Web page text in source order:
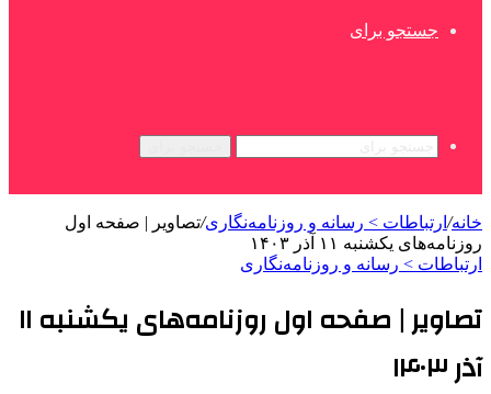
جستجو برای
خانه/ ارتباطات > رسانه و روزنامه‌نگاری/تصاویر | صفحه اول
روزنامه‌های یکشنبه ۱۱ آذر ۱۴۰۳
ارتباطات > رسانه و روزنامه‌نگاری
تصاویر | صفحه اول روزنامه‌های یکشنبه ۱۱
آذر ۱۴۰۳